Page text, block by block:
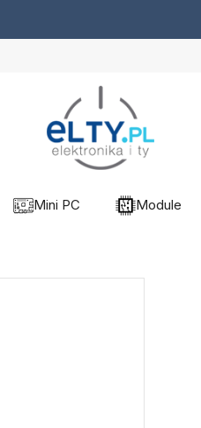
Mini PC Module